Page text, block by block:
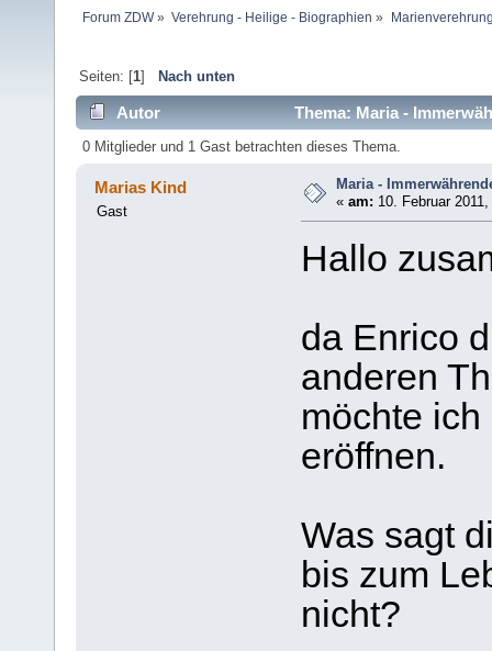
Forum ZDW» Verehrung - Heilige - Biographien »
Seiten: [1] Nach unten
Autor Thema: Maria -
0 Mitglieder und 1 Gast betrachten dieses Thema.
Marias Kind
Gast
Maria -
«am: 10. Februar
Hallo
da Enrico
anderen
möchte
eröffnen.
Was sagt
bis zum
nicht?